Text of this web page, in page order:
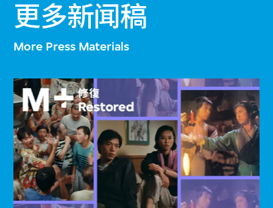
更多新闻稿
More Press Materials